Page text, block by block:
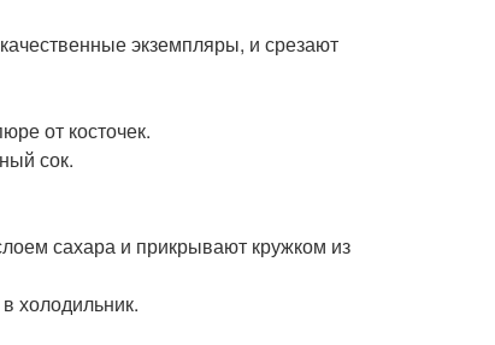
экземпляры, и срезают
от косточек.
сок.
сахара и прикрывают кружком из
холодильник.